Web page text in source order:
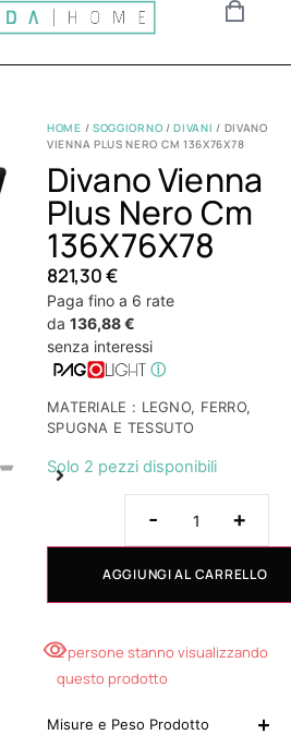
HOME / SOGGIORNO /DIVANI / DIVANO
VIENNA PLUS NERO CM 136X76X78
Divano Vienna
Plus Nero Cm
136X76X78
821,30€
Paga fino a 6 rate
da 136,88 €
senza interessi
ⓘ
MATERIALE : LEGNO, FERRO,
SPUGNA E TESSUTO
Solo 2 pezzi disponibili
- +
AGGIUNGI AL CARRELLO
2 persone stanno visualizzando
questo prodotto
Misure e Peso Prodotto